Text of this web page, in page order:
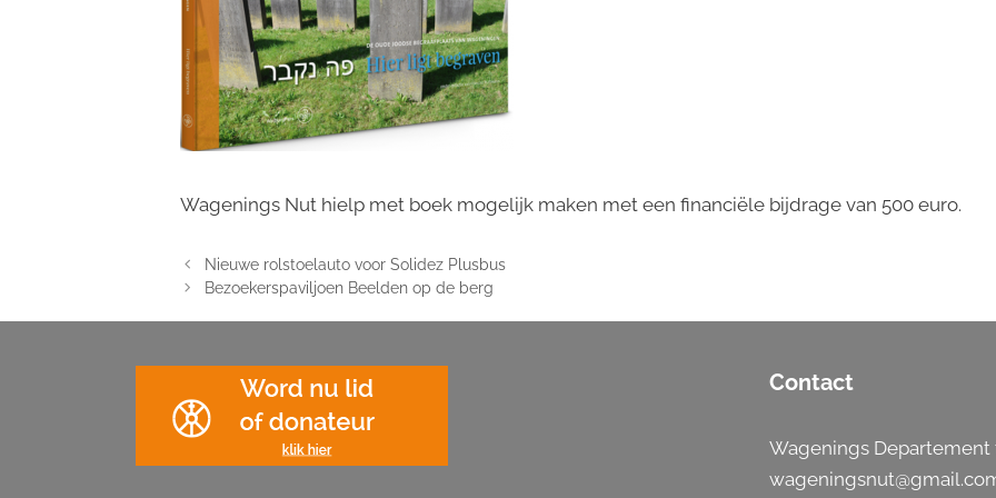
Wagenings Nut hielp met boek mogelijk maken met een financiële bijdrage van 500 euro.
Nieuwe rolstoelauto voor Solidez Plusbus
Bezoekerspaviljoen Beelden op de berg
Contact
Wagenings Departement